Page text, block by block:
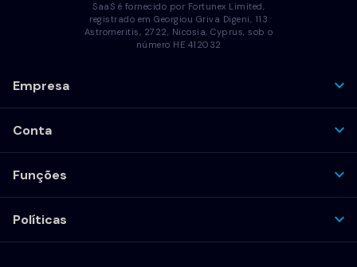
SaaS é fornecido por Fortunex Limited,
registrado em Georgiou Griva Digeni, 113
Astromeritis, 2722, Nicosia, Cyprus, sob o
número HE 412032
Empresa
Conta
Funções
Políticas